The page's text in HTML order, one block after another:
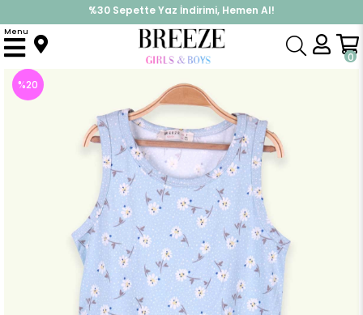
%30 Sepette Yaz İndirimi, Hemen Al!
İndirimlere ek %10 İndirimi Kap, Hemen Üye Ol!
0
Menu
Anasayfa Elbise Modelleri Yazlık Elbise Kiz Çocuk Elbise Çiçek Desenli Fiyonklu Bebe Mavisi (7 Yaş)
%20